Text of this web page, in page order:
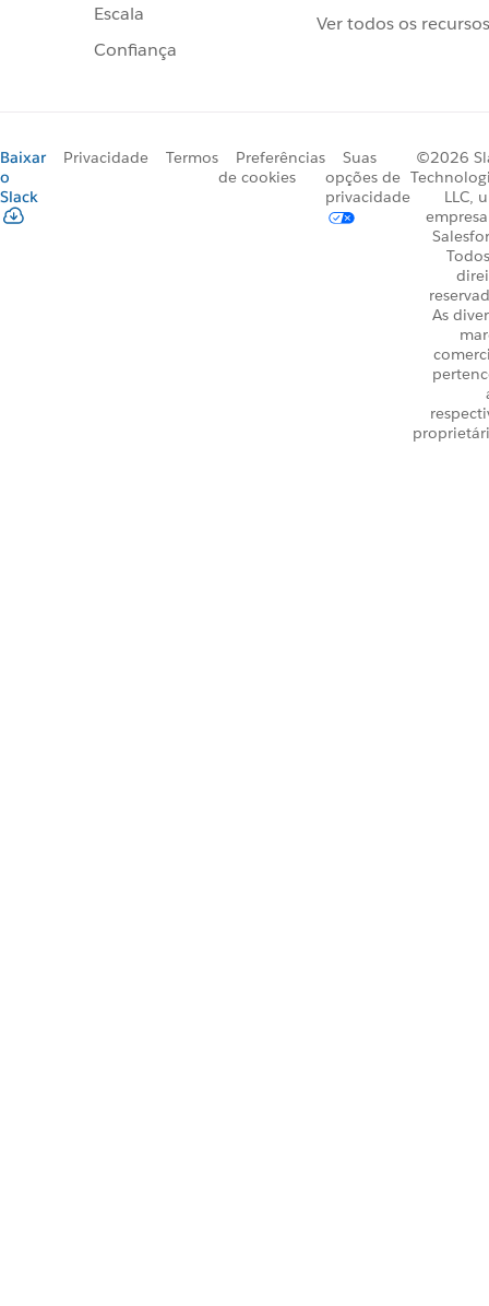
Escala
Confiança
Ver todos os recursos
Baixar
o
Slack
Privacidade Termos
Preferências
de cookies
Suas
opções de
privacidade
©2026
LLC,
As